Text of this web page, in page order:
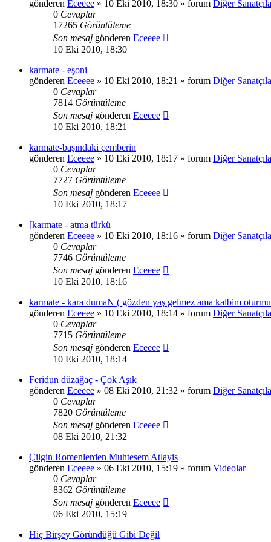
gönderen Eceeee » 10 Eki 2010, 18:30 » forum Diğer
0 Cevaplar
17265 Görüntüleme
Son mesaj gönderen Eceeee
10 Eki 2010, 18:30
karmate - eşoni
gönderen Eceeee » 10 Eki 2010, 18:21 » forum Diğer
0 Cevaplar
7814 Görüntüleme
Son mesaj gönderen Eceeee
10 Eki 2010, 18:21
karmate-başındaki çemberin
gönderen Eceeee » 10 Eki 2010, 18:17 » forum Diğer
0 Cevaplar
7727 Görüntüleme
Son mesaj gönderen Eceeee
10 Eki 2010, 18:17
[karmate - atma türkü
gönderen Eceeee » 10 Eki 2010, 18:16 » forum Diğer
0 Cevaplar
7746 Görüntüleme
Son mesaj gönderen Eceeee
10 Eki 2010, 18:16
karmate - kara dumaN ( gözden yaş gelmez ama kalbim
gönderen Eceeee » 10 Eki 2010, 18:14 » forum Diğer
0 Cevaplar
7715 Görüntüleme
Son mesaj gönderen Eceeee
10 Eki 2010, 18:14
Feridun düzağaç - Çok Aşık
gönderen Eceeee » 08 Eki 2010, 21:32 » forum Diğer
0 Cevaplar
7820 Görüntüleme
Son mesaj gönderen Eceeee
08 Eki 2010, 21:32
Çilgin Romenlerden Muhtesem Atlayis
gönderen Eceeee » 06 Eki 2010, 15:19 » forum Videolar
0 Cevaplar
8362 Görüntüleme
Son mesaj gönderen Eceeee
06 Eki 2010, 15:19
Hiç Birşey Göründüğü Gibi Değil